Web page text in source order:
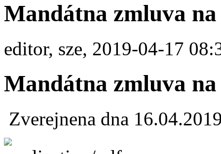
Mandátna zmluva
editor, sze, 2019-04-17
Mandátna zmluva
Zverejnena dna